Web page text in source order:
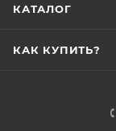
КАТАЛОГ
КАК КУПИТЬ?